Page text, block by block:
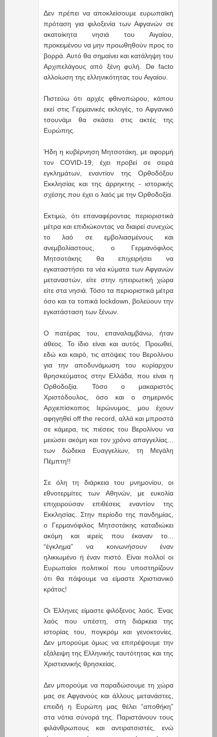
Δεν πρέπει να αποκλείσουμε ευρωπαϊκή
πρόταση για φιλοξενία των Αφγανών σε
ακατοίκητα νησιά του Αιγαίου,
προκειμένου να μην προωθηθούν προς το
βορρά. Αυτό θα σημαίνει και κατάληψη του
Αρχιπελάγους από ξένη φυλή. De facto
αλλοίωση της ελληνικότητας του Αιγαίου.
Πιστεύω ότι αρχές φθινοπώρου, κάπου
εκεί στις Γερμανικές εκλογές, το Αφγανικό
τσουνάμι θα σκάσει στις ακτές της
Ευρώπης.
Ήδη η κυβέρνηση Μητσοτάκη, με αφορμή
τον COVID-19, έχει προβεί σε σειρά
εγκλημάτων, εναντίον της Ορθοδόξου
Εκκλησίας και της άρρηκτης - ιστορικής
σχέσης που έχει ο λαός με την Ορθοδοξία.
Εκτιμώ, ότι επαναφέροντας περιοριστικά
μέτρα και επιδιώκοντας να διαιρεί συνεχώς
το λαό σε εμβολιασμένους και
ανεμβολίαστους, ο Γερμανόφιλος
Μητσοτάκης θα επιχειρήσει να
εγκαταστήσει τα νέα κύματα των Αφγανών
μεταναστών, είτε στην ηπειρωτική χώρα
είτε στα νησιά. Τόσο τα περιοριστικά μέτρα
όσο και τα τοπικά lockdown, βολεύουν την
εγκατάσταση των ξένων.
Ο πατέρας του, επαναλαμβάνω, ήταν
άθεος. Το ίδιο είναι και αυτός. Προωθεί,
εδώ και καιρό, τις απόψεις του Βερολίνου
για την αποδυνάμωση του κυρίαρχου
θρησκεύματος στην Ελλάδα, που είναι η
Ορθοδοξία. Τόσο ο μακαριστός
Χριστόδουλος, όσο και ο σημερινός
Αρχιεπίσκοπος Ιερώνυμος, μου έχουν
αφηγηθεί off the record, αλλά και μπροστά
σε κάμερα, τις πιέσεις του Βερολίνου να
μειώσει ακόμη και τον χρόνο απαγγελίας...
των δώδεκα Ευαγγελίων, τη Μεγάλη
Πέμπτη!!
Σε όλη τη διάρκεια του μνημονίου, οι
εθνοτερμίτες των Αθηνών, με ευκολία
επιχειρούσαν επιθέσεις εναντίον της
Εκκλησίας. Στην περίοδο της πανδημίας,
ο Γερμανόφιλος Μητσοτάκης καταδιώκει
ακόμη και ιερείς που έκαναν το...
“έγκλημα” να κοινωνήσουν έναν
ηλικιωμένο ή έναν πιστό. Είναι πολλοί οι
Ευρωπαίοι πολιτικοί που υποστηρίζουν
ότι θα πάψουμε να είμαστε Χριστιανικό
κράτος!
Οι Έλληνες είμαστε φιλόξενος λαός. Ένας
λαός που υπέστη, στη διάρκεια της
ιστορίας του, πογκρόμ και γενοκτονίες.
Δεν μπορούμε όμως να επιτρέψουμε την
εξάλειψη της Ελληνικής ταυτότητας και της
Χριστιανικής θρησκείας.
Δεν μπορούμε να παραδώσουμε τη χώρα
μας σε Αφγανούς και άλλους μετανάστες,
επειδή η Ευρώπη μας θέλει “αποθήκη”
στα νότια σύνορά της. Παριστάνουν τους
φιλάνθρωπους και αντιρατσιστές, ενώ